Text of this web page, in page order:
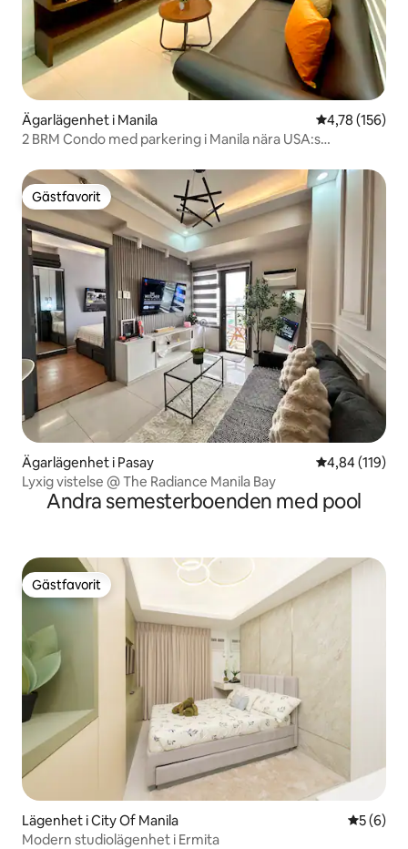
Ägarlägenhet i Manila 4,78 av 5 i
4,78 (156)
2 BRM Condo med parkering i Manila nära USA:s
Gästfavorit
Gästfavorit
Ägarlägenhet i Pasay 4,84 av 5 i
4,84 (119)
Lyxig vistelse @ The Radiance Manila Bay
Andra semesterboenden med pool
Gästfavorit
Gästfavorit
Lägenhet i City Of Manila 5 av 5 i
5 (6)
Modern studiolägenhet i Ermita